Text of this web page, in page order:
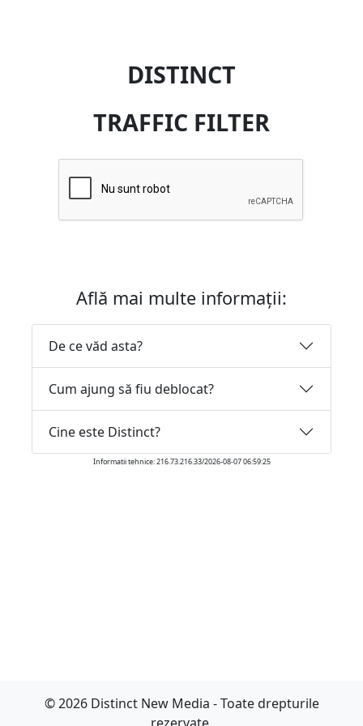
DISTINCT
TRAFFIC FILTER
Află mai multe informații:
De ce văd asta?
Cum ajung să fiu deblocat?
Cine este Distinct?
Informatii tehnice: 216.73.216.33/2026-08-07 06:59:25
© 2026 Distinct New Media - Toate drepturile